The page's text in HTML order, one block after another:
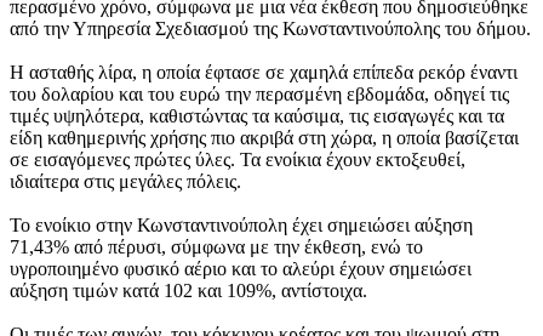
περασμένο χρόνο, σύμφωνα με μια νέα έκθεση που δημοσιεύθηκε
από την Υπηρεσία Σχεδιασμού της Κωνσταντινούπολης του δήμου.
Η ασταθής λίρα, η οποία έφτασε σε χαμηλά επίπεδα ρεκόρ έναντι
του δολαρίου και του ευρώ την περασμένη εβδομάδα, οδηγεί τις
τιμές υψηλότερα, καθιστώντας τα καύσιμα, τις εισαγωγές και τα
είδη καθημερινής χρήσης πιο ακριβά στη χώρα, η οποία βασίζεται
σε εισαγόμενες πρώτες ύλες. Τα ενοίκια έχουν εκτοξευθεί,
ιδιαίτερα στις μεγάλες πόλεις.
Το ενοίκιο στην Κωνσταντινούπολη έχει σημειώσει αύξηση
71,43% από πέρυσι, σύμφωνα με την έκθεση, ενώ το
υγροποιημένο φυσικό αέριο και το αλεύρι έχουν σημειώσει
αύξηση τιμών κατά 102 και 109%, αντίστοιχα.